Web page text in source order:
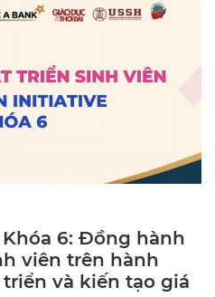
6: Đồng hành
viên trên hành
và kiến tạo giá